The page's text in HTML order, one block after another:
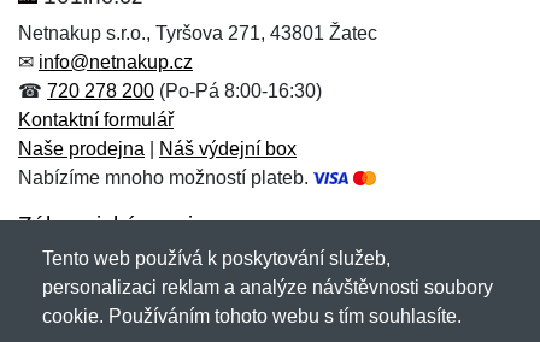
Netnakup s.r.o., Tyršova 271, 43801 Žatec
✉ info@netnakup.cz
☎ 720 278 200 (Po-Pá 8:00-16:30)
Kontaktní formulář
Naše prodejna
Náš výdejní box
Nabízíme mnoho možností plateb.
Zákaznický servis
Novinky emailem
Tento web používá k poskytování služeb,
personalizaci reklam a analýze návštěvnosti soubory
cookie. Používáním tohoto webu s tím souhlasíte.